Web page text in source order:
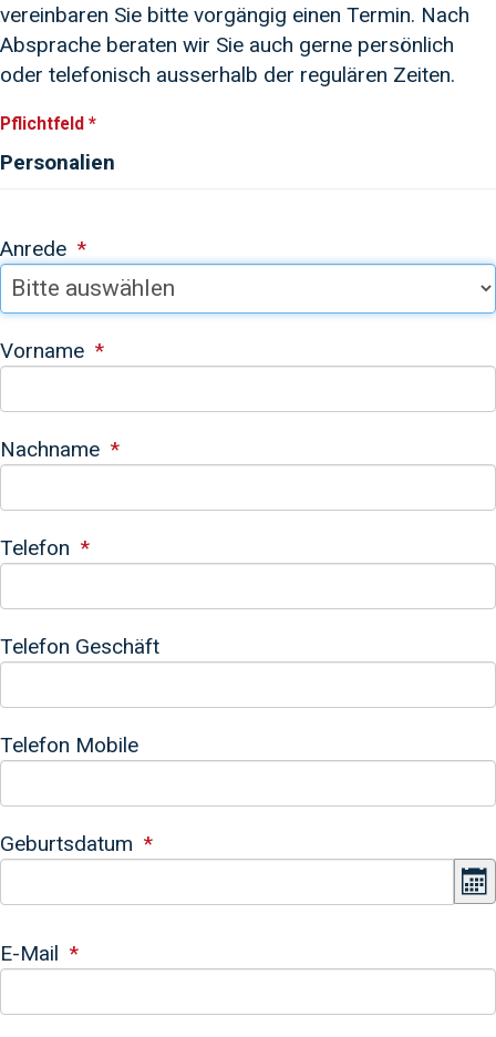
vereinbaren Sie bitte vorgängig einen Termin. Nach
Absprache beraten wir Sie auch gerne persönlich
oder telefonisch ausserhalb der regulären Zeiten.
Pflichtfeld *
Personalien
Anrede
Vorname
Nachname
Telefon
Telefon Geschäft
Telefon Mobile
Geburtsdatum
E-Mail